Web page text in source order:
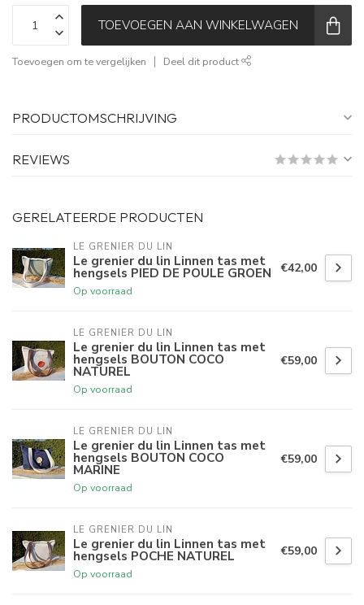
TOEVOEGEN AAN WINKELWAGEN
Toevoegen om te vergelijken Deel dit product
PRODUCTOMSCHRIJVING
REVIEWS
GERELATEERDE PRODUCTEN
LE GRENIER DU LIN
Le grenier du lin Linnen tas met
hengsels PIED DE POULE GROEN
Op voorraad
€42,00
LE GRENIER DU LIN
Le grenier du lin Linnen tas met
hengsels BOUTON COCO
NATUREL
Op voorraad
€59,00
LE GRENIER DU LIN
Le grenier du lin Linnen tas met
hengsels BOUTON COCO
MARINE
Op voorraad
€59,00
LE GRENIER DU LIN
Le grenier du lin Linnen tas met
hengsels POCHE NATUREL
Op voorraad
€59,00